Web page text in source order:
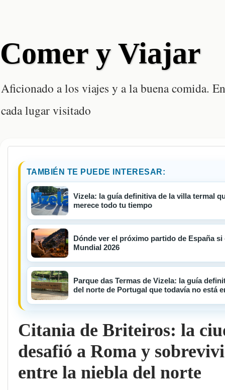
Comer y Viajar
Aficionado a los viajes y a la buena comida.
cada lugar visitado
TAMBIÉN TE PUEDE INTERESAR:
Vizela: la guía definitiva de la villa termal
merece todo tu tiempo
Dónde ver el próximo partido de España
Mundial 2026
Parque das Termas de Vizela: la guía
del norte de Portugal que todavía no está
Citania de Briteiros: la
desafió a Roma y
entre la niebla del norte